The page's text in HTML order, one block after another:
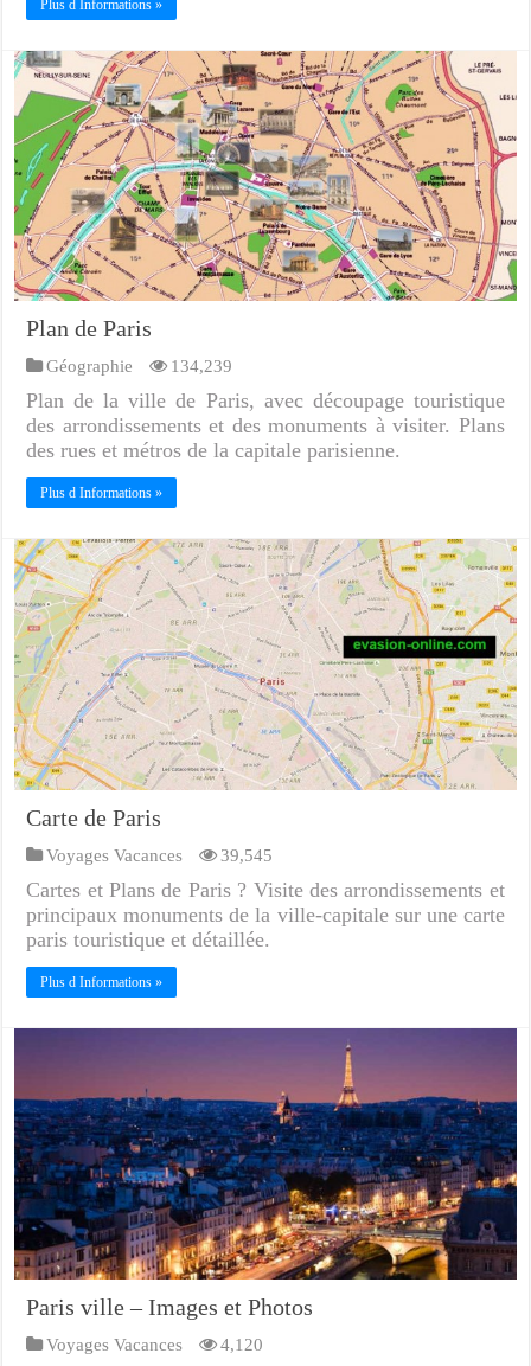
Plus d Informations »
Plan de Paris
Géographie 134,239
Plan de la ville de Paris, avec découpage touristique
des arrondissements et des monuments à visiter. Plans
des rues et métros de la capitale parisienne.
Plus d Informations »
Carte de Paris
Voyages Vacances 39,545
Cartes et Plans de Paris ? Visite des arrondissements et
principaux monuments de la ville-capitale sur une carte
paris touristique et détaillée.
Plus d Informations »
Paris ville – Images et Photos
Voyages Vacances 4,120